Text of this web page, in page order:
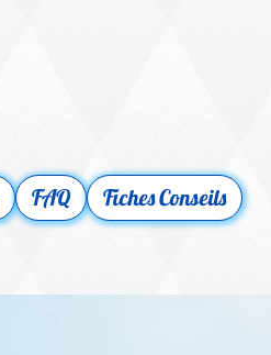
FAQ Fiches Conseils